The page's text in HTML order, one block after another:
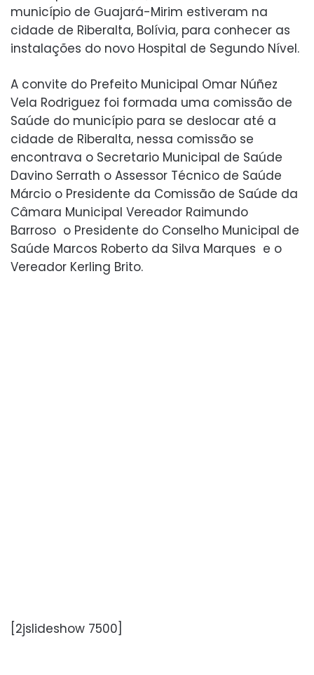
município de Guajará-Mirim estiveram na
cidade de Riberalta, Bolívia, para conhecer as
instalações do novo Hospital de Segundo Nível.
A convite do Prefeito Municipal Omar Núñez
Vela Rodriguez foi formada uma comissão de
Saúde do município para se deslocar até a
cidade de Riberalta, nessa comissão se
encontrava o Secretario Municipal de Saúde
Davino Serrath o Assessor Técnico de Saúde
Márcio o Presidente da Comissão de Saúde da
Câmara Municipal Vereador Raimundo
Barroso o Presidente do Conselho Municipal de
Saúde Marcos Roberto da Silva Marques e o
Vereador Kerling Brito.
[2jslideshow 7500]